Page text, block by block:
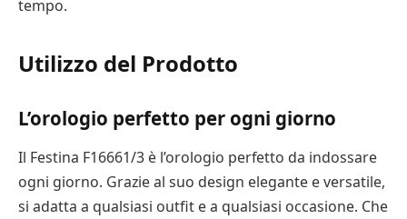
tempo.
Utilizzo del Prodotto
L’orologio perfetto per ogni giorno
Il Festina F16661/3 è l’orologio perfetto da indossare
ogni giorno. Grazie al suo design elegante e versatile,
si adatta a qualsiasi outfit e a qualsiasi occasione. Che